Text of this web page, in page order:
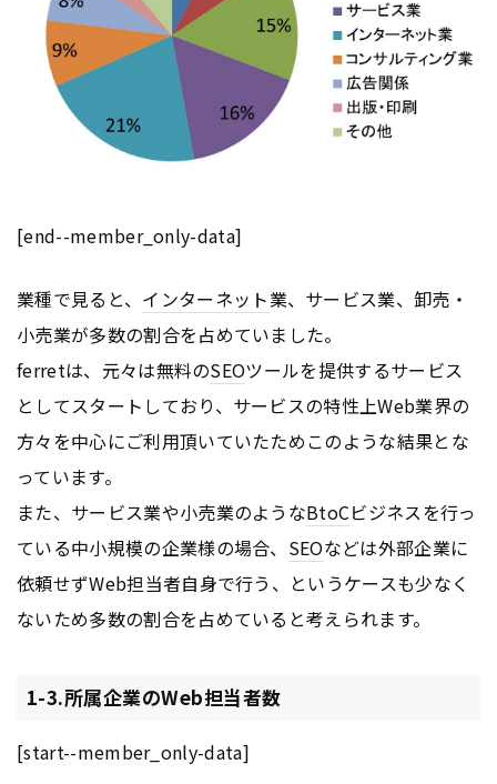
[end--member_only-data]
業種で見ると、 インターネット業、サービス業、卸売・
小売業が多数の割合を占めていました。
ferretは、元々は無料のSEOツールを提供するサービス
としてスタートしており、サービスの特性上Web業界の
方々を中心にご利用頂いていたためこのような結果とな
っています。
また、サービス業や小売業のようなBtoCビジネスを行っ
ている中小規模の企業様の場合、 SEOなどは外部企業に
依頼せずWeb担当者自身で行う、というケースも少なく
ないため多数の割合を占めていると考えられます。
1-3.所属企業のWeb担当者数
[start--member_only-data]